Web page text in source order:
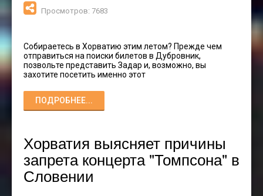
Просмотров: 7683
Собираетесь в Хорватию этим летом? Прежде чем
отправиться на поиски билетов в Дубровник,
позвольте представить Задар и, возможно, вы
захотите посетить именно этот
ПОДРОБНЕЕ...
Хорватия выясняет причины
запрета концерта "Томпсона" в
Словении